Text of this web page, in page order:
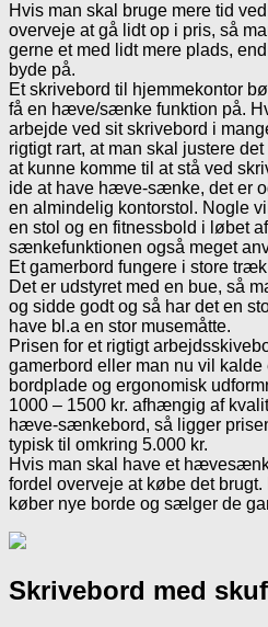
Hvis man skal bruge mere tid
overveje at gå lidt op i pris, så
gerne et med lidt mere plads,
byde på.
Et skrivebord til hjemmekontor
få en hæve/sænke funktion på.
arbejde ved sit skrivebord i
rigtigt rart, at man skal justere
at kunne komme til at stå ved
ide at have hæve-sænke, det er
en almindelig kontorstol. Nogle
en stol og en fitnessbold i løbet
sænkefunktionen også meget
Et gamerbord fungere i store
Det er udstyret med en bue, så
og sidde godt og så har det en
have bl.a en stor musemåtte.
Prisen for et rigtigt
gamerbord eller man nu vil kalde
bordplade og ergonomisk
1000 – 1500 kr. afhængig af
hæve-sænkebord, så ligger
typisk til omkring 5.000 kr.
Hvis man skal have et
fordel overveje at købe det brugt.
køber nye borde og sælger de
Skrivebord med